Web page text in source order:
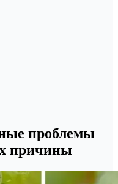
проблемы
причины